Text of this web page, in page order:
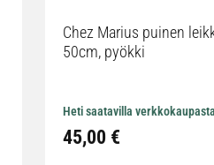
Chez Marius puinen
50cm, pyökki
Heti saatavilla verkkokaupasta
45,00 €